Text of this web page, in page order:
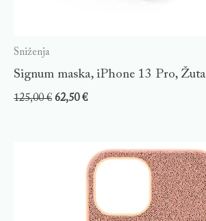
Sniženja
Signum maska, iPhone 13 Pro, Žuta
125,00€ 62,50€